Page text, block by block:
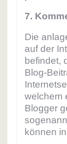
7.
Die
auf der
befindet,
Blog-
welchem
Blogger
können